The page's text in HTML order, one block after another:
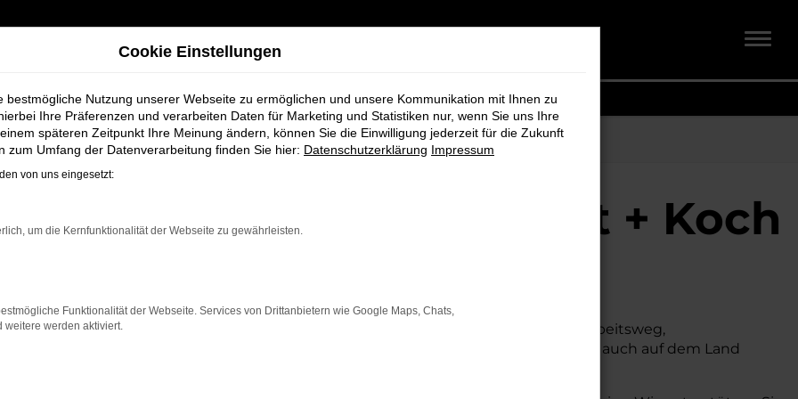
für Syke
Fahrzeuge bei Schmidt + Koch
die ein zuverlässiges und modernes Fahrzeug suchen. Ob für den täglichen Arbeitsweg,
bietet Komfort, Effizienz und modernes Design, das sowohl in der Stadt als auch auf dem Land
Cookie Einstellungen
bestmögliche Nutzung unserer Webseite zu ermöglichen und unsere Kommunikation mit Ihnen zu
Ihre Präferenzen und verarbeiten Daten für Marketing und Statistiken nur, wenn Sie uns Ihre
späteren Zeitpunkt Ihre Meinung ändern, können Sie die Einwilligung jederzeit für die Zukunft
zum Umfang der Datenverarbeitung finden Sie hier: Datenschutzerklärung Impressum
von uns eingesetzt:
um die Kernfunktionalität der Webseite zu gewährleisten.
Funktionalität der Webseite. Services von Drittanbietern wie Google Maps, Chats,
weitere werden aktiviert.